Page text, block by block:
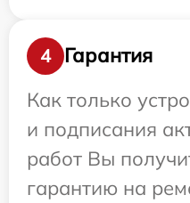
4
Гарантия
Как только
и подписания
работ Вы
гарантию на